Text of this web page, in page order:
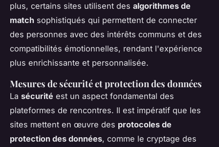
plus, certains sites utilisent des algorithmes de
match sophistiqués qui permettent de connecter
des personnes avec des intérêts communs et des
compatibilités émotionnelles, rendant l'expérience
plus enrichissante et personnalisée.
Mesures de sécurité et protection des données
La sécurité est un aspect fondamental des
plateformes de rencontres. Il est impératif que les
sites mettent en œuvre des protocoles de
protection des données, comme le cryptage des